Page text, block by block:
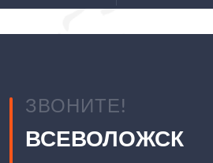
ЗВОНИТЕ!
ВСЕВОЛОЖСК